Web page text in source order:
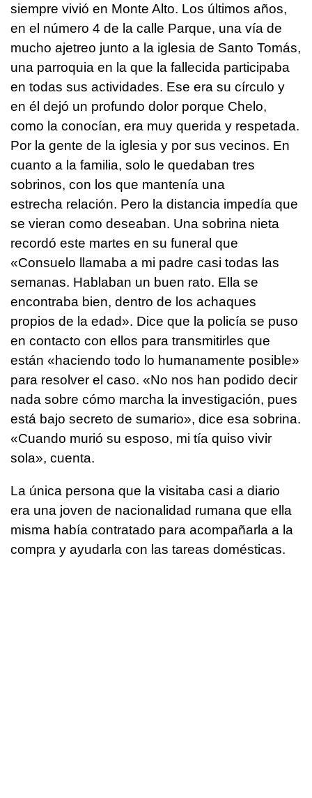
siempre vivió en Monte Alto. Los últimos años,
en el número 4 de la calle Parque, una vía de
mucho ajetreo junto a la iglesia de Santo Tomás,
una parroquia en la que la fallecida participaba
en todas sus actividades. Ese era su círculo y
en él dejó un profundo dolor porque Chelo,
como la conocían, era muy querida y respetada.
Por la gente de la iglesia y por sus vecinos. En
cuanto a la familia, solo le quedaban tres
sobrinos, con los que mantenía una
estrecha relación. Pero la distancia impedía que
se vieran como deseaban. Una sobrina nieta
recordó este martes en su funeral que
«Consuelo llamaba a mi padre casi todas las
semanas. Hablaban un buen rato. Ella se
encontraba bien, dentro de los achaques
propios de la edad». Dice que la policía se puso
en contacto con ellos para transmitirles que
están «haciendo todo lo humanamente posible»
para resolver el caso. «No nos han podido decir
nada sobre cómo marcha la investigación, pues
está bajo secreto de sumario», dice esa sobrina.
«Cuando murió su esposo, mi tía quiso vivir
sola», cuenta.
La única persona que la visitaba casi a diario
era una joven de nacionalidad rumana que ella
misma había contratado para acompañarla a la
compra y ayudarla con las tareas domésticas.